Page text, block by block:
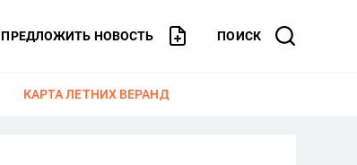
ПРЕДЛОЖИТЬ НОВОСТЬ ПОИСК
ЕЩЕ
КАРТА ЛЕТНИХ ВЕРАНД